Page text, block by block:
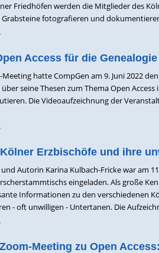
Friedhöfen werden die Mitglieder des
Grabsteine fotografieren und
Access für die
hatte CompGen am 9. Juni 2022
seine Thesen zum Thema Open
Die Videoaufzeichnung der
Erzbischöfe und ihre
Autorin Karina Kulbach-Fricke war am
eingeladen. Als große
Informationen zu den verschiedenen
- oft unwilligen - Untertanen. Die
Meeting zu Open